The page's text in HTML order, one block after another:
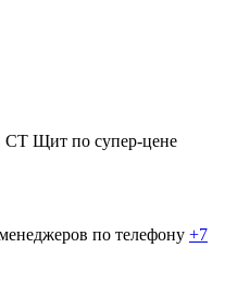
СТ Щит по супер-цене
по телефону +7